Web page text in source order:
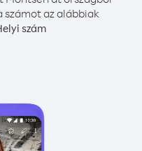
számot az alábbiak
szám